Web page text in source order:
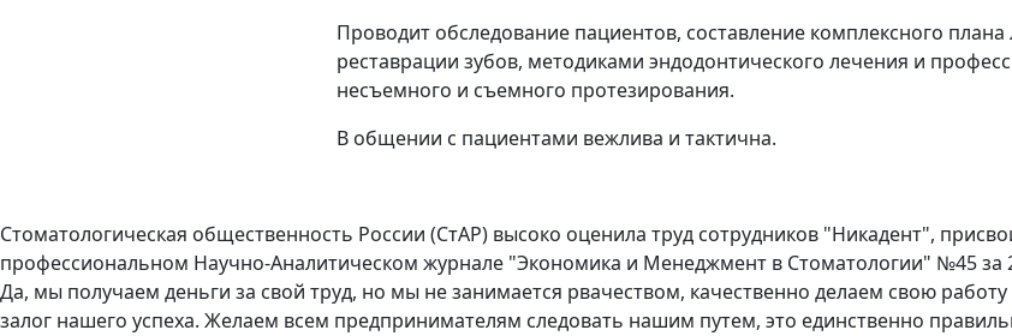
Проводит обследование пациентов, составление комплексного
реставрации зубов, методиками эндодонтического лечения и
несъемного и съемного протезирования.
В общении с пациентами вежлива и тактична.
Стоматологическая общественность России (СтАР) высоко оценила труд сотрудников "Никадент",
профессиональном Научно-Аналитическом журнале "Экономика и Менеджмент в Стоматологии" №45 за
Да, мы получаем деньги за свой труд, но мы не занимается рвачеством, качественно делаем свою
залог нашего успеха. Желаем всем предпринимателям следовать нашим путем, это единственно